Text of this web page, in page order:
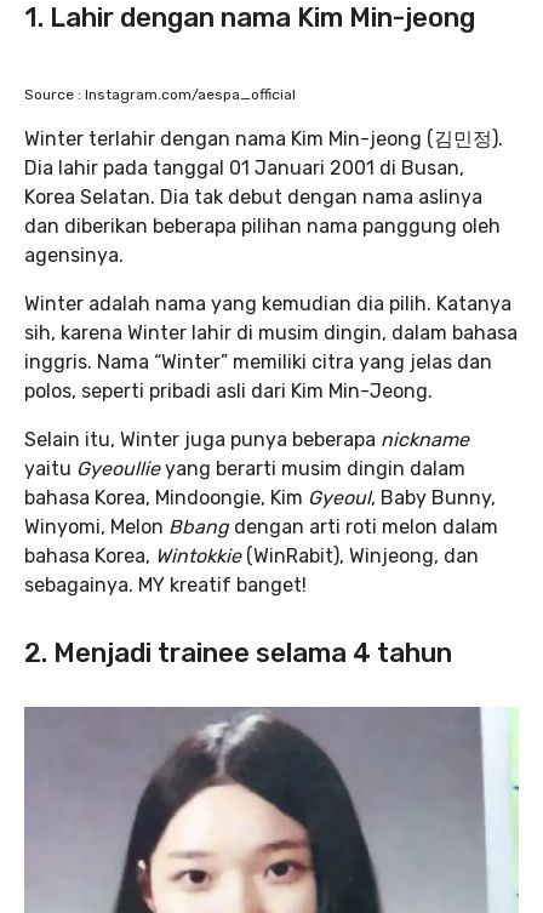
1. Lahir dengan nama Kim Min-jeong
Source : Instagram.com/aespa_official
Winter terlahir dengan nama Kim Min-jeong (김민정).
Dia lahir pada tanggal 01 Januari 2001 di Busan,
Korea Selatan. Dia tak debut dengan nama aslinya
dan diberikan beberapa pilihan nama panggung oleh
agensinya.
Winter adalah nama yang kemudian dia pilih. Katanya
sih, karena Winter lahir di musim dingin, dalam bahasa
inggris. Nama “Winter” memiliki citra yang jelas dan
polos, seperti pribadi asli dari Kim Min-Jeong.
Selain itu, Winter juga punya beberapa nickname
yaitu Gyeoullieyang berarti musim dingin dalam
bahasa Korea, Mindoongie, Kim Gyeoul, Baby Bunny,
Winyomi, Melon Bbangdengan arti roti melon dalam
bahasa Korea, Wintokkie(WinRabit), Winjeong, dan
sebagainya. MY kreatif banget!
2. Menjadi trainee selama 4 tahun